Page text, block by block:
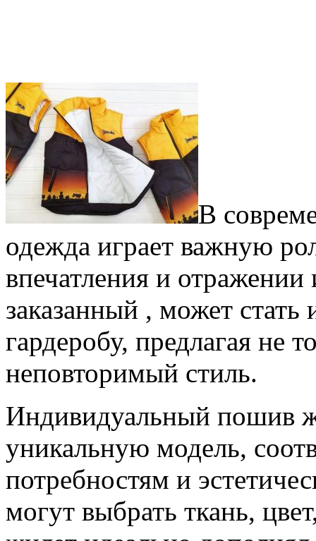
В
одежда играет важную
впечатления и
заказанный , может
гардеробу, предлагая не
неповторимый стиль.
Индивидуальный пошив
уникальную модель,
потребностям и
могут выбрать ткань,